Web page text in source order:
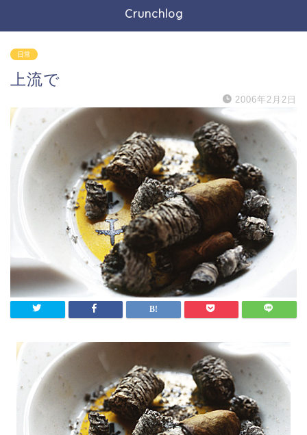
Crunchlog
日常
上流で
2006年2月2日